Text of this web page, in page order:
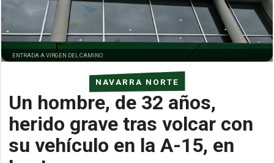
NAVARRA NORTE
Un hombre, de 32 años,
herido grave tras volcar con
su vehículo en la A-15, en
ENTRADA A VIRGEN DEL CAMINO